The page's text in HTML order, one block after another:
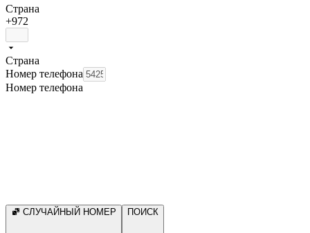
Страна
+972
Страна
Номер телефона
Номер телефона
СЛУЧАЙНЫЙ НОМЕР ПОИСК